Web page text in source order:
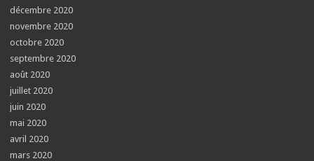
décembre 2020
novembre 2020
octobre 2020
septembre 2020
août 2020
juillet 2020
juin 2020
mai 2020
avril 2020
mars 2020